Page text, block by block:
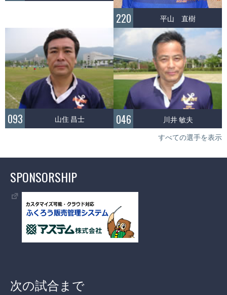
220 平山 直樹
093 山住 昌士 046 川井 敏夫
すべての選手を表示
SPONSORSHIP
次の試合まで